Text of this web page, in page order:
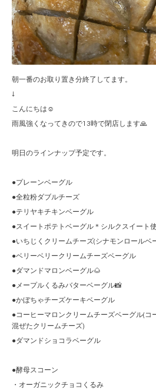
朝一番のお取り置き分終了してます。
↓
こんにちは☺︎
雨風強くなってきので13時で閉店します🙏
明日のラインナップ予定です。
●プレーンベーグル
●全粒粉ダブルチーズ
●テリヤキチキンベーグル
●スイートポテトベーグル＊シルクスイート
●いちじくクリームチーズ(シナモンロールベ
●ベリーベリークリームチーズベーグル
●ダマンドマロンベーグル🌰
●メープルくるみバターベーグル📸
●かぼちゃチーズケーキベーグル
●コーヒーマロンクリームチーズベーグル(コ
混ぜたクリームチーズ)
●ダマンドショコラベーグル
●酵母スコーン
・オーガニックチョコくるみ